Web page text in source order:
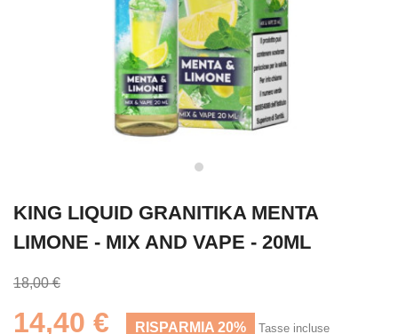
KING LIQUID GRANITIKA MENTA
LIMONE - MIX AND VAPE - 20ML
18,00 €
14,40 € RISPARMIA 20% Tasse incluse